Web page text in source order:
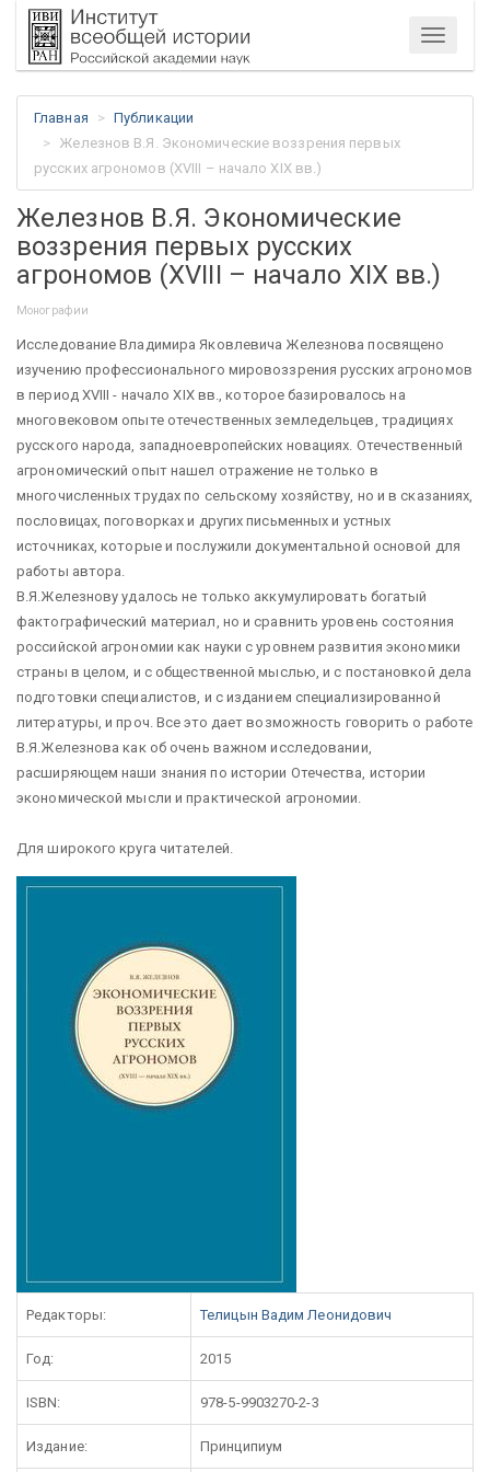
Меню
Главная
Публикации
Железнов В.Я. Экономические воззрения первых
русских агрономов (XVIII – начало XIX вв.)
Железнов В.Я. Экономические
воззрения первых русских
агрономов (XVIII – начало XIX вв.)
Монографии
Исследование Владимира Яковлевича Железнова посвящено
изучению профессионального мировоззрения русских агрономов
в период XVIII - начало XIX вв., которое базировалось на
многовековом опыте отечественных земледельцев, традициях
русского народа, западноевропейских новациях. Отечественный
агрономический опыт нашел отражение не только в
многочисленных трудах по сельскому хозяйству, но и в сказаниях,
пословицах, поговорках и других письменных и устных
источниках, которые и послужили документальной основой для
работы автора.
В.Я.Железнову удалось не только аккумулировать богатый
фактографический материал, но и сравнить уровень состояния
российской агрономии как науки с уровнем развития экономики
страны в целом, и с общественной мыслью, и с постановкой дела
подготовки специалистов, и с изданием специализированной
литературы, и проч. Все это дает возможность говорить о работе
В.Я.Железнова как об очень важном исследовании,
расширяющем наши знания по истории Отечества, истории
экономической мысли и практической агрономии.
Для широкого круга читателей.
Редакторы: Телицын Вадим Леонидович
Год: 2015
ISBN: 978-5-9903270-2-3
Издание: Принципиум